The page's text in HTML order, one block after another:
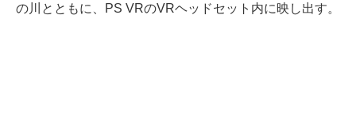
の川とともに、PS VRのVRヘッドセット内に映し出す。